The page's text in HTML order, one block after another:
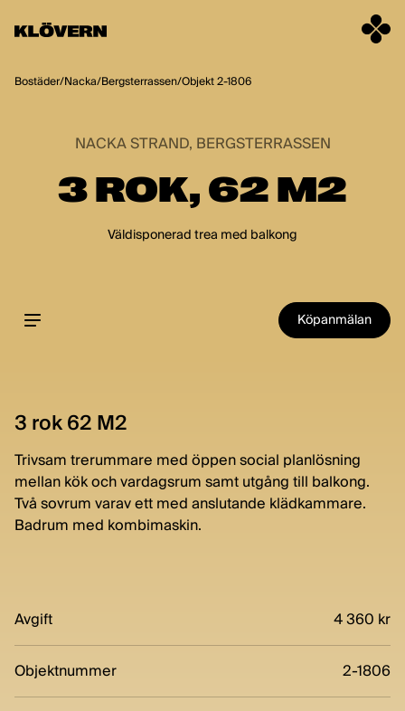
Bostäder/Nacka/Bergsterrassen/Objekt 2-1806
NACKA STRAND, BERGSTERRASSEN
3 ROK, 62 M2
Väldisponerad trea med balkong
Köpanmälan
3 rok 62 M2
Trivsam trerummare med öppen social planlösning
mellan kök och vardagsrum samt utgång till balkong.
Två sovrum varav ett med anslutande klädkammare.
Badrum med kombimaskin.
Avgift 4 360 kr
Objektnummer 2-1806